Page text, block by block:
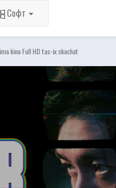
Софт
kino Full HD tas-ix skachat